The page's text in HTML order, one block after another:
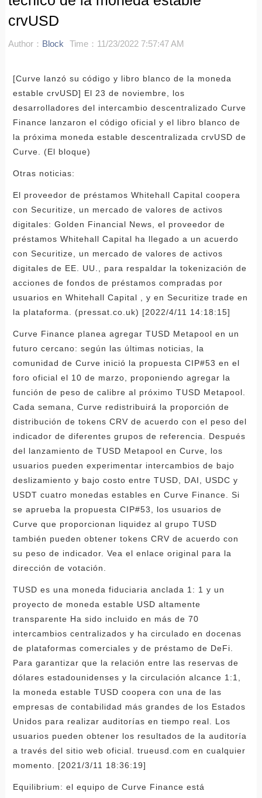
crvUSD
Author： Block Time：11/23/2022 7:57:47 AM
[Curve lanzó su código y libro blanco de la moneda
estable crvUSD] El 23 de noviembre, los
desarrolladores del intercambio descentralizado Curve
Finance lanzaron el código oficial y el libro blanco de
la próxima moneda estable descentralizada crvUSD de
Curve. (El bloque)
Otras noticias:
El proveedor de préstamos Whitehall Capital coopera
con Securitize, un mercado de valores de activos
digitales: Golden Financial News, el proveedor de
préstamos Whitehall Capital ha llegado a un acuerdo
con Securitize, un mercado de valores de activos
digitales de EE. UU., para respaldar la tokenización de
acciones de fondos de préstamos compradas por
usuarios en Whitehall Capital , y en Securitize trade en
la plataforma. (pressat.co.uk) [2022/4/11 14:18:15]
Curve Finance planea agregar TUSD Metapool en un
futuro cercano: según las últimas noticias, la
comunidad de Curve inició la propuesta CIP#53 en el
foro oficial el 10 de marzo, proponiendo agregar la
función de peso de calibre al próximo TUSD Metapool.
Cada semana, Curve redistribuirá la proporción de
distribución de tokens CRV de acuerdo con el peso del
indicador de diferentes grupos de referencia. Después
del lanzamiento de TUSD Metapool en Curve, los
usuarios pueden experimentar intercambios de bajo
deslizamiento y bajo costo entre TUSD, DAI, USDC y
USDT cuatro monedas estables en Curve Finance. Si
se aprueba la propuesta CIP#53, los usuarios de
Curve que proporcionan liquidez al grupo TUSD
también pueden obtener tokens CRV de acuerdo con
su peso de indicador. Vea el enlace original para la
dirección de votación.
TUSD es una moneda fiduciaria anclada 1: 1 y un
proyecto de moneda estable USD altamente
transparente Ha sido incluido en más de 70
intercambios centralizados y ha circulado en docenas
de plataformas comerciales y de préstamo de DeFi.
Para garantizar que la relación entre las reservas de
dólares estadounidenses y la circulación alcance 1:1,
la moneda estable TUSD coopera con una de las
empresas de contabilidad más grandes de los Estados
Unidos para realizar auditorías en tiempo real. Los
usuarios pueden obtener los resultados de la auditoría
a través del sitio web oficial. trueusd.com en cualquier
momento. [2021/3/11 18:36:19]
Equilibrium: el equipo de Curve Finance está